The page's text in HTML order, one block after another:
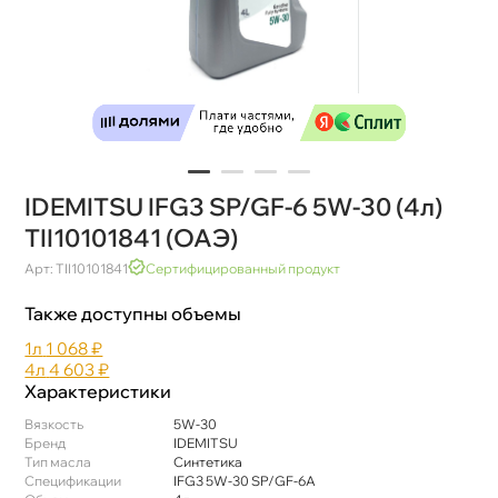
IDEMITSU IFG3 SP/GF-6 5W-30 (4л)
TII10101841 (ОАЭ)
Арт: TII10101841 Сертифицированный продукт
Также доступны объемы
1л 1 068 ₽
4л 4 603 ₽
Характеристики
язкость
5W-30
Бренд
IDEMITSU
Тип масла
Синтетика
Спецификации
IFG3 5W-30 SP/GF-6A